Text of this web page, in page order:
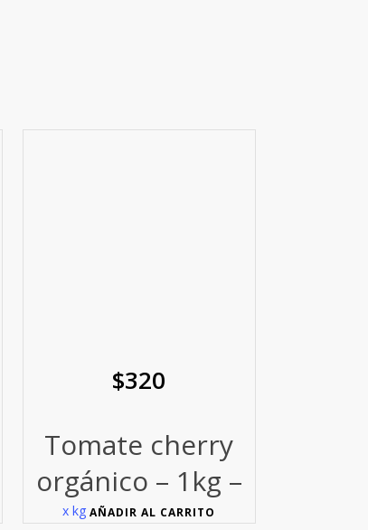
$320
Tomate cherry
orgánico – 1kg –
x kg AÑADIR AL CARRITO